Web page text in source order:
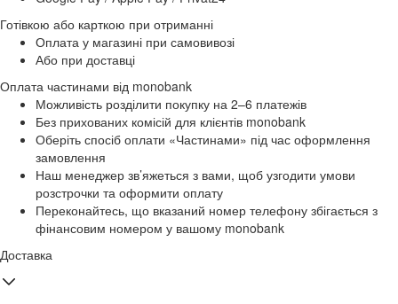
Готівкою або карткою при отриманні
Оплата у магазині при самовивозі
Або при доставці
Оплата частинами від monobank
Можливість розділити покупку на 2–6 платежів
Без прихованих комісій для клієнтів monobank
Оберіть спосіб оплати «Частинами» під час оформлення
замовлення
Наш менеджер зв’яжеться з вами, щоб узгодити умови
розстрочки та оформити оплату
Переконайтесь, що вказаний номер телефону збігається з
фінансовим номером у вашому monobank
Доставка